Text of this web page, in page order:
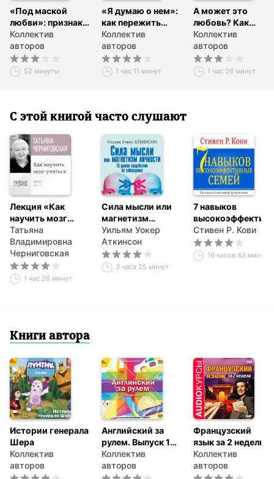
«Под маской
любви»: признаки
токсичных
отношений
Коллектив
авторов
52 минуты
«Я думаю о нем»:
как пережить
разрыв и
полюбить
другого
Коллектив
авторов
1 час 11 минут
А может это
любовь? Как
понять, есть ли
будущее у ваших
отношений
Коллектив
авторов
1 час 26 минут
С этой книгой часто слушают
Лекция «Как
научить мозг
учиться»
Татьяна
Владимировна
Черниговская
1 час 26 минут
Сила мысли или
магнетизм
личности
Уильям Уокер
Аткинсон
3 часа 25 минут
7 навыков
семей
Стивен Р. Кови
16 часов 43 минуты
Книги автора
Истории генерала
Шера
Коллектив
авторов
Английский за
рулем. Выпуск 1
(Beginner)
Коллектив
авторов
Французский
язык за 2 недели
Коллектив
авторов